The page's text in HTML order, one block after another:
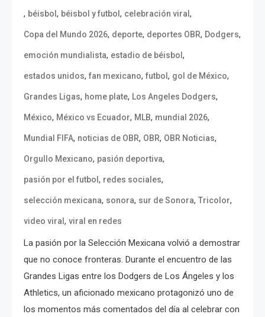
, béisbol , béisbol y futbol , celebración viral ,
Copa del Mundo 2026, deporte, deportes OBR, Dodgers,
emoción mundialista, estadio de béisbol ,
estados unidos, fan mexicano, futbol , gol de México,
Grandes Ligas, home plate, Los Angeles Dodgers,
México, México vs Ecuador, MLB, mundial 2026,
Mundial FIFA, noticias de OBR, OBR, OBR Noticias,
Orgullo Mexicano, pasión deportiva,
pasión por el futbol , redes sociales,
selección mexicana, sonora, sur de Sonora, Tricolor,
video viral , viral en redes
La pasión por la Selección Mexicana volvió a demostrar
que no conoce fronteras. Durante el encuentro de las
Grandes Ligas entre los Dodgers de Los Ángeles y los
Athletics, un aficionado mexicano protagonizó uno de
los momentos más comentados del día al celebrar con